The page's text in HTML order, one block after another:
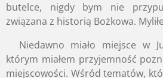
butelce, nigdy bym nie
związana z historią Bożkowa.
Niedawno miało miejsce w
którym miałem przyjemność
miejscowości. Wśród tematów, k